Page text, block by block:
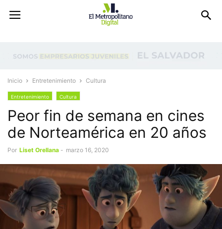
Inicio Entretenimiento Cultura
Entretenimiento Cultura
Peor fin de semana en cines
de Norteamérica en 20 años
Por Liset Orellana - marzo 16, 2020